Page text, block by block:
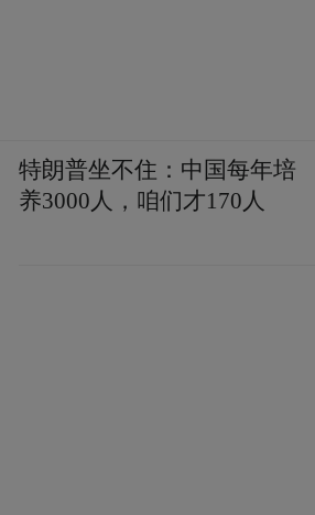
特朗普坐不住：中国每年培
养3000人，咱们才170人